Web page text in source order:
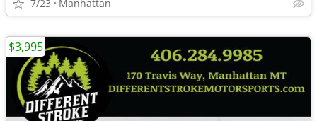
7/23 Manhattan
$3,995